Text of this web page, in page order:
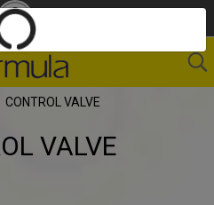
CONTROL VALVE
VALVE